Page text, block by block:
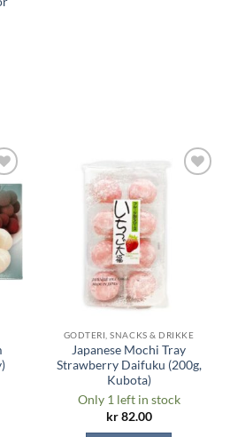
i
GODTERI, SNACKS & DRIKKE
Japanese Mochi Tray
Strawberry Daifuku (200g,
Kubota)
Only 1 left in stock
kr82.00